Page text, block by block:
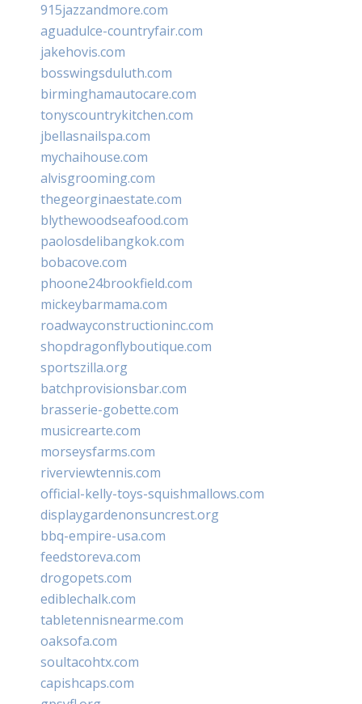
915jazzandmore.com
aguadulce-countryfair.com
jakehovis.com
bosswingsduluth.com
birminghamautocare.com
tonyscountrykitchen.com
jbellasnailspa.com
mychaihouse.com
alvisgrooming.com
thegeorginaestate.com
blythewoodseafood.com
paolosdelibangkok.com
bobacove.com
phoone24brookfield.com
mickeybarmama.com
roadwayconstructioninc.com
shopdragonflyboutique.com
sportszilla.org
batchprovisionsbar.com
brasserie-gobette.com
musicrearte.com
morseysfarms.com
riverviewtennis.com
official-kelly-toys-squishmallows.com
displaygardenonsuncrest.org
bbq-empire-usa.com
feedstoreva.com
drogopets.com
ediblechalk.com
tabletennisnearme.com
oaksofa.com
soultacohtx.com
capishcaps.com